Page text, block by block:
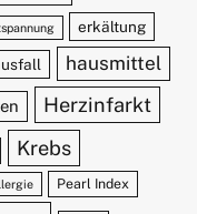
erkältung
hausmittel
Herzinfarkt
Krebs
Pearl Index